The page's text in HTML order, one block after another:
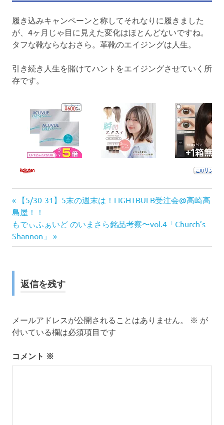
履き込みキャンペーンと称してそれなりに履きました
が、4ヶ月じゃ目に見えた変化はほとんどないですね。
タフな靴ならなおさら。革靴のエイジングは人生。
引き続き人生を賭けてハントをエイジングさせていく所
存です。
投
稿
ナ
ビ
ゲ
シ
ョ
ン
前
の
記
事:
【5/30-31】5末の週末は！LIGHTBULB受注会@高崎高
島屋！！
次
の
記
もでぃふぁいど のいまさら銘品考察〜vol.4「Church’s
Shannon」
返信を残す
メールアドレスが公開されることはありません。 ※ が
付いている欄は必須項目です
コメント ※